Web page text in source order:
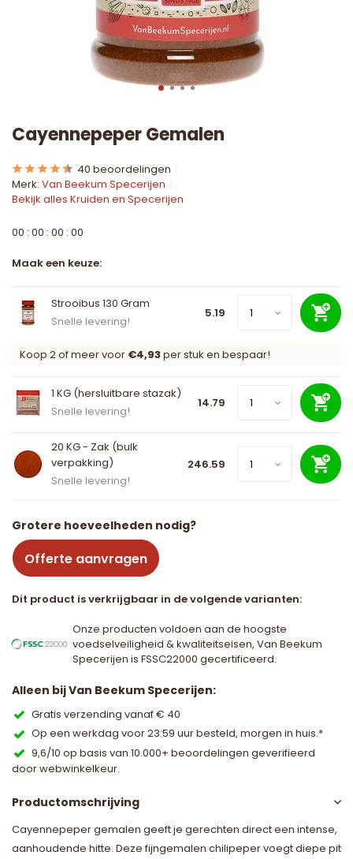
Cayennepeper Gemalen
40 beoordelingen
Merk: Van Beekum Specerijen
Bekijk alles Kruiden en Specerijen
00 : 00 : 00 : 00
Maak een keuze:
Strooibus 130 Gram
Snelle levering!
5.19
Koop 2 of meer voor €4,93per stuk en bespaar!
1 KG (hersluitbare stazak)
Snelle levering!
14.79
20 KG - Zak (bulk
verpakking)
Snelle levering!
246.59
Grotere hoeveelheden nodig?
Offerte aanvragen
Dit product is verkrijgbaar in de volgende varianten:
Onze producten voldoen aan de hoogste
voedselveiligheid & kwaliteitseisen, Van Beekum
Specerijen is FSSC22000 gecertificeerd.
Alleen bij Van Beekum Specerijen:
Gratis verzending vanaf € 40
Op een werkdag voor 23:59 uur besteld, morgen in huis.*
9,6/10 op basis van 10.000+ beoordelingen geverifieerd
door webwinkelkeur.
Productomschrijving
Cayennepeper gemalen geeft je gerechten direct een intense,
aanhoudende hitte. Deze fijngemalen chilipeper voegt diepe pit